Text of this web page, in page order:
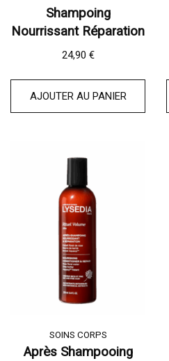
Shampoing
Nourrissant Réparation
24,90 €
AJOUTER AU PANIER
SOINS CORPS
Après Shampooing